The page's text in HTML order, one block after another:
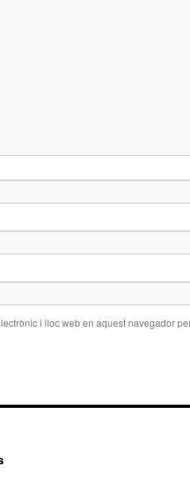
i lloc web en aquest navegador